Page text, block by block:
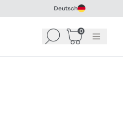
Deutsch
Suchen 0
WarenkorbMenü